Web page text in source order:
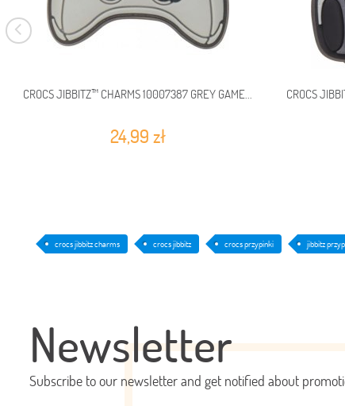
CROCS JIBBITZ™ CHARMS 10007387 GREY GAME...
24,99 zł
CROCS
crocs jibbitz charms crocs jibbitz crocs przypinki jibbitz
Newsletter
Subscribe to our newsletter and get notified about